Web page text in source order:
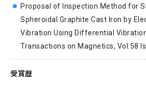
Proposal of Inspection Method for
Spheroidal Graphite Cast Iron by
Vibration Using Differential
Transactions on Magnetics, Vol.58
受賞歴